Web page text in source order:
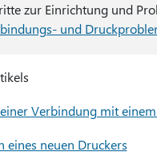
zur Einrichtung und
und
Verbindung mit
eines neuen Druckers